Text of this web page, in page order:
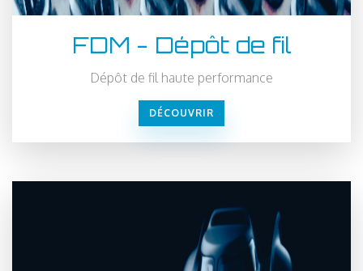
FDM - Dépôt de fil
Dépôt de fil haute performance
DÉCOUVRIR